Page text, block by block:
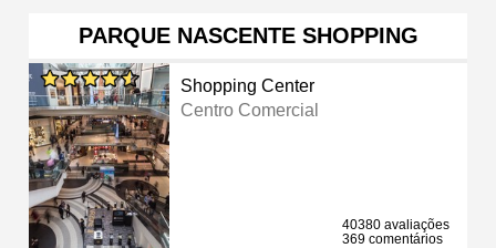
PARQUE NASCENTE SHOPPING
Shopping Center
Centro Comercial
40380 avaliações
369 comentários